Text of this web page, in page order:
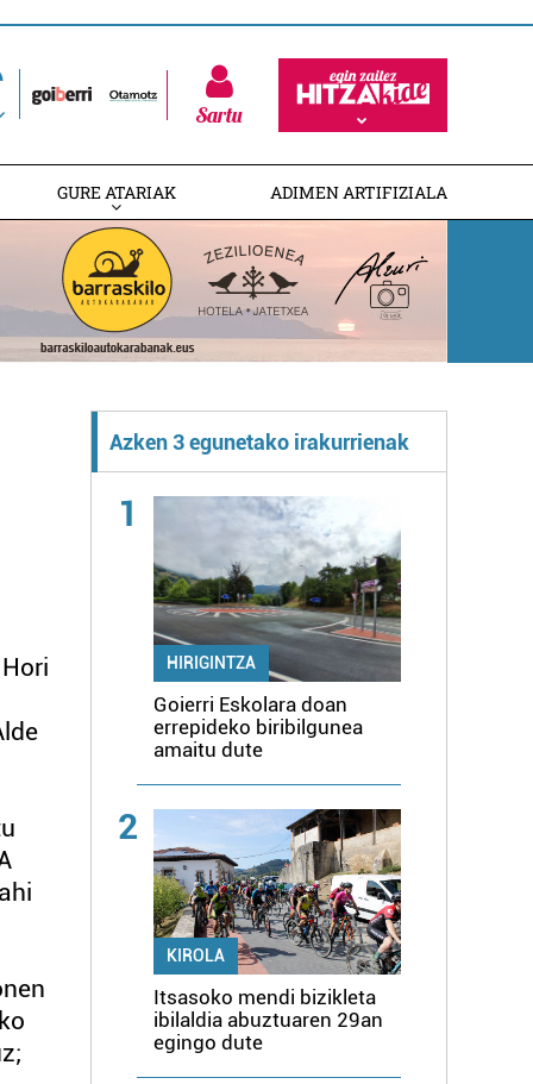
Sartu
GURE ATARIAK ADIMEN ARTIFIZIALA
Azken 3 egunetako irakurrienak
1
HIRIGINTZA
Goierri Eskolara doan
errepideko biribilgunea
amaitu dute
2
KIROLA
Itsasoko mendi bizikleta
ibilaldia abuztuaren 29an
egingo dute